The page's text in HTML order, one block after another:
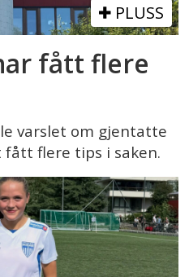
PLUSS
fått flere
varslet om gjentatte
flere tips i saken.